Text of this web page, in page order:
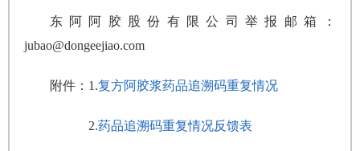
东阿阿胶股份有限公司举报邮箱：
jubao@dongeejiao.com
附件：1.复方阿胶浆药品追溯码重复情况
2.药品追溯码重复情况反馈表